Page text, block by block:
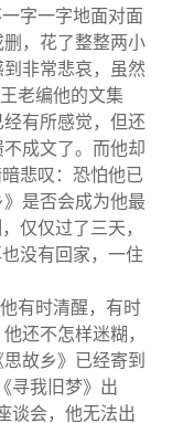
字一字地面对面
，花了整整两小
非常悲哀，虽然
老编他的文集
经有所感觉，但还
成文了。而他却
悲叹：恐怕他已
是否会成为他最
仅仅过了三天，
没有回家，一住
有时清醒，有时
还不怎样迷糊，
故乡》已经寄到
寻我旧梦》出
谈会，他无法出